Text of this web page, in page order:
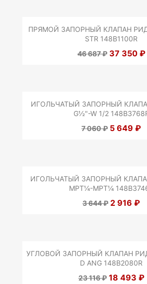
ПРЯМОЙ ЗАПОРНЫЙ КЛАПАН
STR 148B1100R
46 687 ₽ 37 350 ₽
ИГОЛЬЧАТЫЙ ЗАПОРНЫЙ
G½"-W 1/2
7 060 ₽ 5 649 ₽
ИГОЛЬЧАТЫЙ ЗАПОРНЫЙ
MPT¼-MPT¼
3 644 ₽ 2 916 ₽
УГЛОВОЙ ЗАПОРНЫЙ КЛАПАН
D ANG 148B2080R
23 116 ₽ 18 493 ₽